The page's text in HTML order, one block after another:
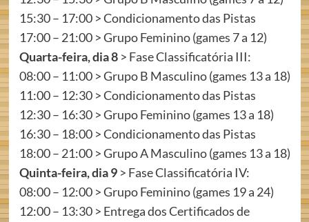
15:30 – 17:00 > Condicionamento das Pistas
17:00 – 21:00 > Grupo Feminino (games 7 a 12)
Quarta-feira, dia 8> Fase Classificatória III:
08:00 – 11:00 > Grupo B Masculino (games 13 a 18)
11:00 – 12:30 > Condicionamento das Pistas
12:30 – 16:30 > Grupo Feminino (games 13 a 18)
16:30 – 18:00 > Condicionamento das Pistas
18:00 – 21:00 > Grupo A Masculino (games 13 a 18)
Quinta-feira, dia 9> Fase Classificatória IV:
08:00 – 12:00 > Grupo Feminino (games 19 a 24)
12:00 – 13:30 > Entrega dos Certificados de